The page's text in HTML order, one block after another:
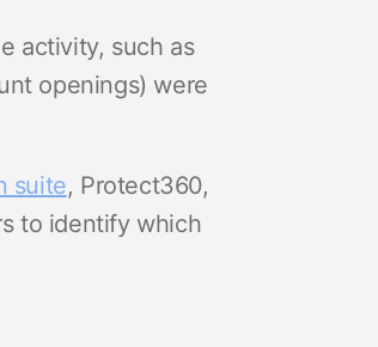
activity, such as
openings) were
suite, Protect360,
to identify which